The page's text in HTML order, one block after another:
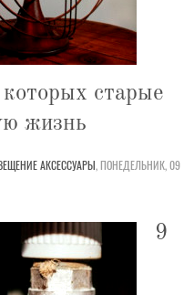
старые
жизнь
АКСЕССУАРЫ,ПОНЕДЕЛЬНИК, 09
9